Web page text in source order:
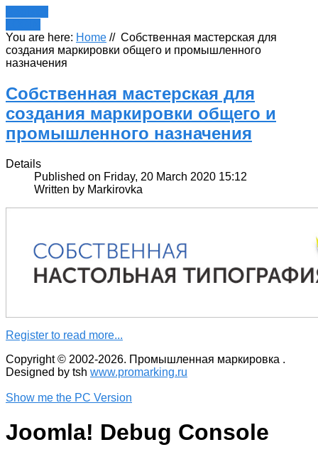
You are here: Home // Собственная мастерская для
создания маркировки общего и промышленного
назначения
Собственная мастерская для
создания маркировки общего и
промышленного назначения
Details
Published on Friday, 20 March 2020 15:12
Written by Markirovka
Register to read more...
Copyright © 2002-2026. Промышленная маркировка .
Designed by tsh www.promarking.ru
Show me the PC Version
Joomla! Debug Console